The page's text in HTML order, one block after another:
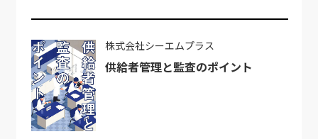
株式会社シーエムプラス
供給者管理と監査のポイント